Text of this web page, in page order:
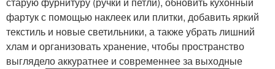
фартук с помощью наклеек или плитки, добавить яркий
текстиль и новые светильники, а также убрать лишний
хлам и организовать хранение, чтобы пространство
выглядело аккуратнее и современнее за выходные